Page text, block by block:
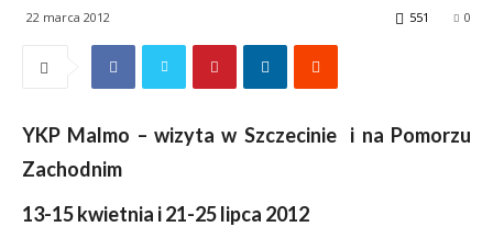
22 marca 2012 0
551
YKP Malmo – wizyta w Szczecinie i na Pomorzu
Zachodnim
13-15 kwietnia i 21-25 lipca 2012